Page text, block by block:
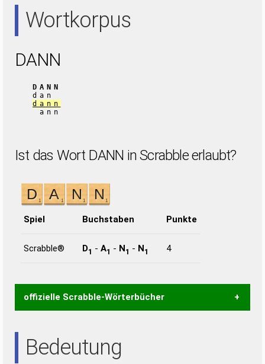
Wortkorpus
DANN
DANN
dan
dann
ann
Ist das Wort DANN in Scrabble erlaubt?
Spiel Buchstaben Punkte
Scrabble® D1 - A1 - N1 - N1 4
offizielle Scrabble-Wörterbücher
Wortanalyse-Algorithmus gute Anhaltspunkte zu
Wortbedeutung, Worttrennung und Wortform, um die
Bedeutung